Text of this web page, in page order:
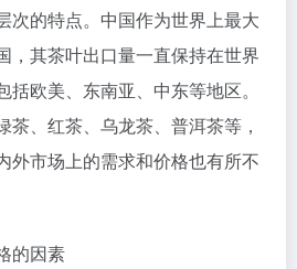
次的特点。中国作为世界上最大
，其茶叶出口量一直保持在世界
欧美、东南亚、中东等地区。
茶、红茶、乌龙茶、普洱茶等，
外市场上的需求和价格也有所不
的因素